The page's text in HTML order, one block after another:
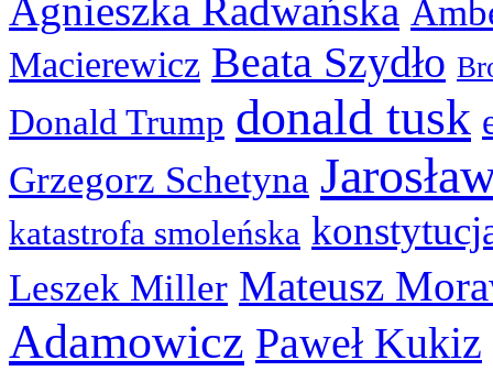
Agnieszka Radwańska
Macierewicz Beata Szydło
Donald Trump donald tusk
Grzegorz Schetyna
katastrofa smoleńska
Leszek Miller Mateusz
Adamowicz Paweł Kukiz